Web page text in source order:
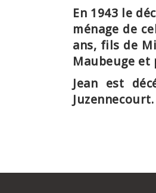
En 1943 le
ménage de
ans, fils de
Maubeuge et
Jean est
Juzennecourt.